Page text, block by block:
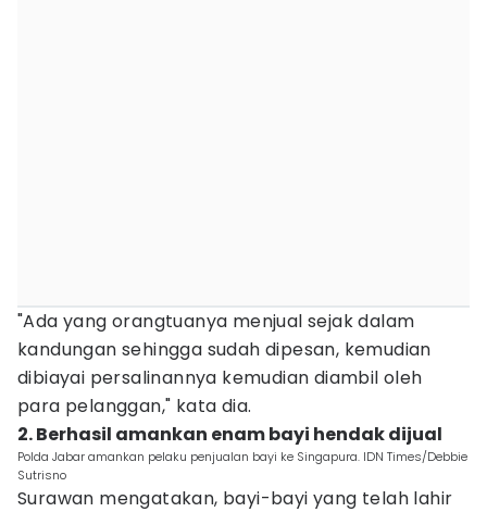
"Ada yang orangtuanya menjual sejak dalam
kandungan sehingga sudah dipesan, kemudian
dibiayai persalinannya kemudian diambil oleh
para pelanggan," kata dia.
2. Berhasil amankan enam bayi hendak dijual
Polda Jabar amankan pelaku penjualan bayi ke Singapura. IDN Times/Debbie
Sutrisno
Surawan mengatakan, bayi-bayi yang telah lahir